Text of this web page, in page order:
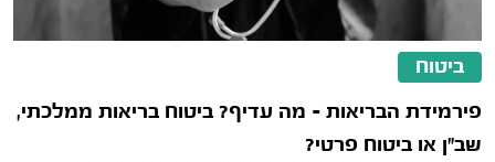
ביטוח
פירמידת הבריאות – מה עדיף? ביטוח בריאות ממלכתי,
שב"ן או ביטוח פרטי?